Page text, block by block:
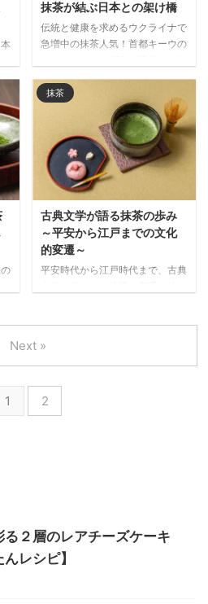
抹茶が結ぶ日本との架け橋
伝統と健康を求めるウクライナで
急増中の抹茶人気！首都キーウの
文化への関心と健康効果への注目
があります。高齢者にも支持され
る抹茶セレモニーの魅力に迫りま
す。
抹茶
古典文学が語る抹茶の歩み
～平安から江戸までの文化
的変遷～
平安時代から江戸時代まで、古典
背景を120文字で凝縮しました。
1 2
Next »
る２層のレアチーズケーキ
んレシピ】